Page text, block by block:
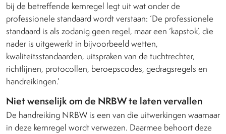
bij de betreffende kernregel legt uit wat onder de
professionele standaard wordt verstaan: ‘De professionele
standaard is als zodanig geen regel, maar een ‘kapstok’, die
nader is uitgewerkt in bijvoorbeeld wetten,
kwaliteitsstandaarden, uitspraken van de tuchtrechter,
richtlijnen, protocollen, beroepscodes, gedragsregels en
handreikingen.’
Niet wenselijk om de NRBW te laten vervallen
De handreiking NRBW is een van die uitwerkingen waarnaar
in deze kernregel wordt verwezen. Daarmee behoort deze